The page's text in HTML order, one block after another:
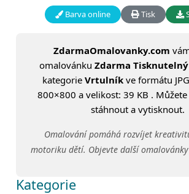
Barva online Tisk
ZdarmaOmalovanky.com
omalovánku Zdarma
kategorie Vrtulník ve formátu
800×800 a velikost: 39 KB .
stáhnout a vytisknout.
Omalování pomáhá rozvíjet
motoriku dětí. Objevte další omalovánky
Kategorie